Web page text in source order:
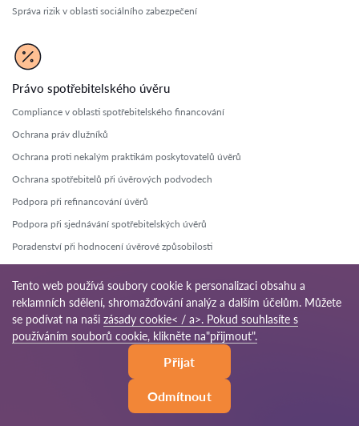
Správa rizik v oblasti sociálního zabezpečení
Právo spotřebitelského úvěru
Compliance v oblasti spotřebitelského financování
Ochrana práv dlužníků
Ochrana proti nekalým praktikám poskytovatelů úvěrů
Ochrana spotřebitelů při úvěrových podvodech
Podpora při refinancování úvěrů
Podpora při sjednávání spotřebitelských úvěrů
Poradenství při hodnocení úvěrové způsobilosti
Právní pomoc při nesplacených pohledávkách
Právní pomoc při vymáhání dluhů
Právní služby pro poskytovatele úvěrů
Právní zastoupení při sporech o úvěry
Právní zastoupení v otázkách smluvních podmínek
Správa rizik v oblasti spotřebitelského úvěru
Tento web používá soubory cookie k personalizaci obsahu a
reklamních sdělení, shromažďování analýz a dalším účelům. Můžete
se podívat na naši zásady cookie< / a>. Pokud souhlasíte s
používáním souborů cookie, klikněte na"přijmout".
Přijat
Odmítnout